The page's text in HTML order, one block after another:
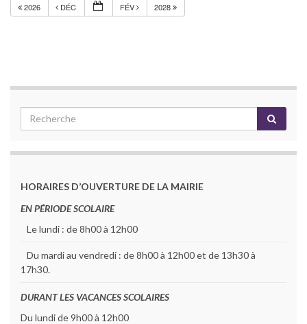
2026 DÉC FÉV 2028
HORAIRES D’OUVERTURE DE LA MAIRIE
EN PÉRIODE SCOLAIRE
Le lundi : de 8h00 à 12h00
Du mardi au vendredi : de 8h00 à 12h00 et de 13h30 à
17h30.
DURANT LES VACANCES SCOLAIRES
Du lundi de 9h00 à 12h00